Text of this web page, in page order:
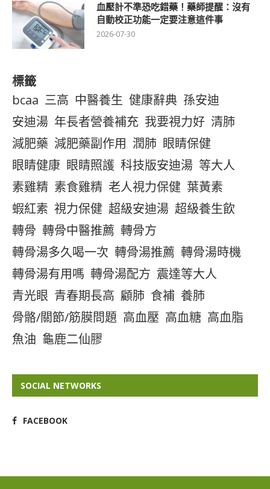
血壓計不準恐吃錯藥！藥師提醒：沒有
自動校正功能一定要注意這件事
2026-07-30
標籤
bcaa 三高 中醫養生 健康辭典 孫安迪
安迪湯 年長者營養補充 我要視力好 清肺
減肥藥 減肥藥副作用 潤肺 眼睛保健
眼睛健康 眼睛照護 科技版安迪湯 等大人
素雞精 素食雞精 老人視力保健 葉黃素
蝦紅素 視力保健 超級安迪湯 超級養生飲
轉骨 轉骨中醫推薦 轉骨方
轉骨湯多久喝一次 轉骨湯推薦 轉骨湯時機
轉骨湯有用嗎 轉骨湯配方 震達等大人
青光眼 青春期長高 顧肺 食補 養肺
骨骼/關節/筋膜問題 高血壓 高血糖 高血脂
魚油 龜鹿二仙膠
SOCIAL NETWORKS
FACEBOOK